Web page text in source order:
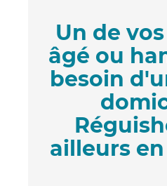
Un de
âgé ou
besoin
ailleurs